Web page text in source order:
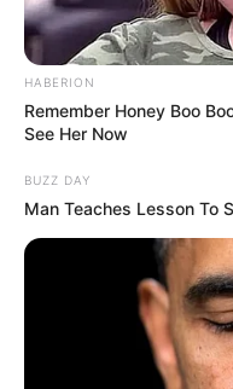
HABERION
Remember Honey Boo
See Her Now
BUZZ DAY
Man Teaches Lesson To